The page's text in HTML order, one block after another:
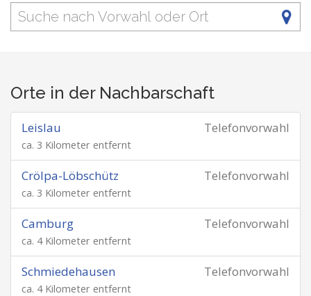
Orte in der Nachbarschaft
Telefonvorwahl
Leislau
ca. 3 Kilometer entfernt
Telefonvorwahl
Crölpa-Löbschütz
ca. 3 Kilometer entfernt
Telefonvorwahl
Camburg
ca. 4 Kilometer entfernt
Telefonvorwahl
Schmiedehausen
ca. 4 Kilometer entfernt